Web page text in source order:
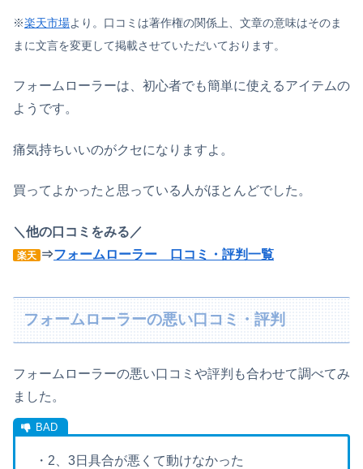
※楽天市場より。口コミは著作権の関係上、文章の意味はそのま
まに文言を変更して掲載させていただいております。
フォームローラーは、初心者でも簡単に使えるアイテムの
ようです。
痛気持ちいいのがクセになりますよ。
買ってよかったと思っている人がほとんどでした。
＼他の口コミをみる／
楽天 ⇒フォームローラー 口コミ・評判一覧
フォームローラーの悪い口コミ・評判
フォームローラーの悪い口コミや評判も合わせて調べてみ
ました。
・2、3日具合が悪くて動けなかった